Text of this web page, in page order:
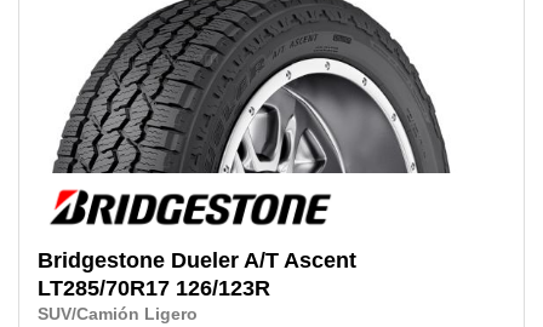
Bridgestone Dueler A/T Ascent
LT285/70R17 126/123R
SUV/Camión Ligero